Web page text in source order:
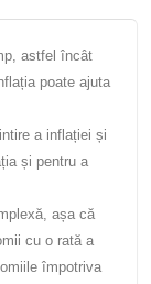
astfel încât
poate ajuta
a inflației și
și pentru a
așa că
cu o rată a
împotriva